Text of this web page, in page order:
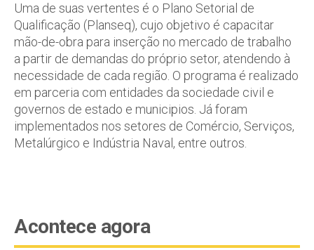
Uma de suas vertentes é o Plano Setorial de
Qualificação (Planseq), cujo objetivo é capacitar
mão-de-obra para inserção no mercado de trabalho
a partir de demandas do próprio setor, atendendo à
necessidade de cada região. O programa é realizado
em parceria com entidades da sociedade civil e
governos de estado e municipios. Já foram
implementados nos setores de Comércio, Serviços,
Metalúrgico e Indústria Naval, entre outros.
Acontece agora